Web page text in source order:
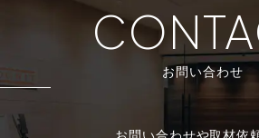
お問い合わせ
お問い合わせや取材依